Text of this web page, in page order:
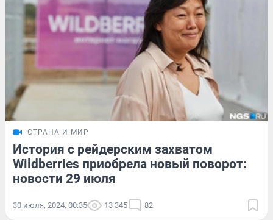
СТРАНА И МИР
История с рейдерским захватом
Wildberries приобрела новый поворот:
новости 29 июля
30 июля, 2024, 00:35 13 345 82